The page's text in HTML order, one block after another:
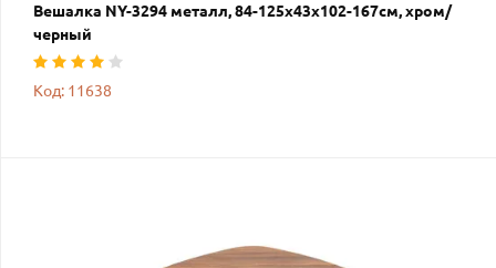
Вешалка NY-3294 металл, 84-125х43х102-167см, хром/
черный
Код: 11638